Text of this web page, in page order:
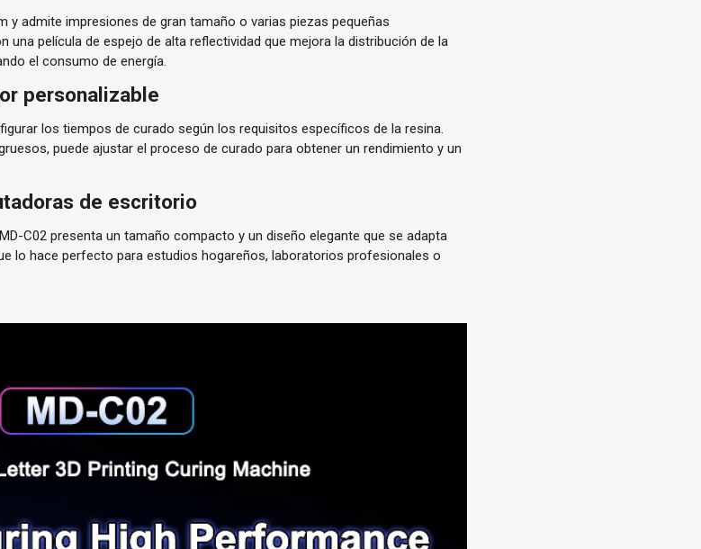
y admite impresiones de gran tamaño o varias piezas pequeñas
una película de espejo de alta reflectividad que mejora la distribución de la
el consumo de energía.
personalizable
los tiempos de curado según los requisitos específicos de la resina.
puede ajustar el proceso de curado para obtener un rendimiento y un
de escritorio
C02 presenta un tamaño compacto y un diseño elegante que se adapta
lo hace perfecto para estudios hogareños, laboratorios profesionales o